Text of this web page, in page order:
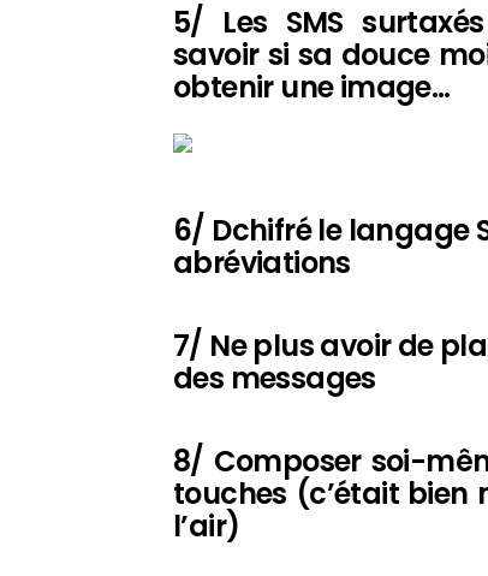
5/ Les SMS
savoir si sa douce
obtenir une image…
6/ Dchifré le langage
abréviations
7/ Ne plus avoir de
des messages
8/ Composer soi-
touches (c’était bien
l’air)